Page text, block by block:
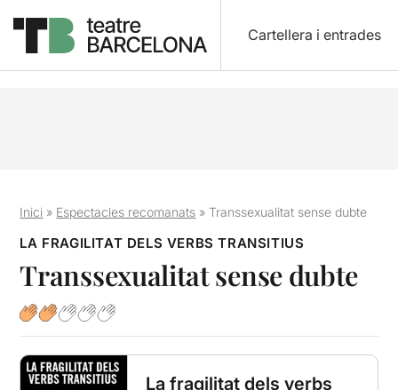
Cartellera i entrades
Inici » Espectacles recomanats »Transsexualitat sense dubte
LA FRAGILITAT DELS VERBS TRANSITIUS
Transsexualitat sense dubte
La fragilitat dels verbs